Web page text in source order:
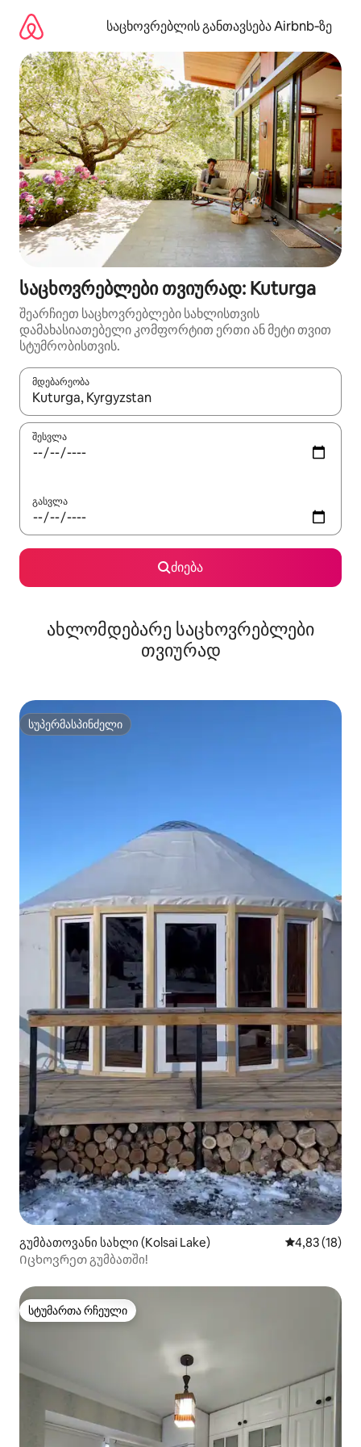
გადასვლა
საცხოვრებლის განთავსება Airbnb‑ზე
საცხოვრებლები თვიურად: Kuturga
შეარჩიეთ საცხოვრებლები სახლისთვის
დამახასიათებელი კომფორტით ერთი ან მეტი თვით
სტუმრობისთვის.
მდებარეობა
როცა შედეგები ხელმისაწვდომი გახდება, ნავიგაციისთვის
შესვლა
გასვლა
ძიება
ახლომდებარე საცხოვრებლები
თვიურად
სუპერმასპინძელი
სუპერმასპინძელი
გუმბათოვანი სახლი (Kolsai Lake) საშუალო
4,83 (18)
Იცხოვრეთ გუმბათში!
სტუმართა რჩეული
სტუმართა რჩეული